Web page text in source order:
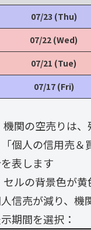
07/23 (Thu)
07/22 (Wed)
07/21 (Tue)
07/17 (Fri)
機関の空売りは
個人の信用売＆
表します
セルの背景色が
信売が減り、機
期間を選択：